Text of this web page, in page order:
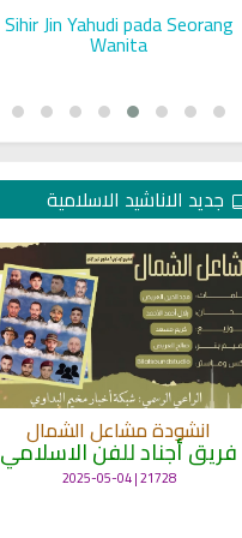
Sihir Jin Yahudi pada Seorang
Wanita
جديد الاناشيد الاسلامية
انشودة مشاعل الشمال
فريق أجناد للفن الاسلامي
21728 | 2025-05-04